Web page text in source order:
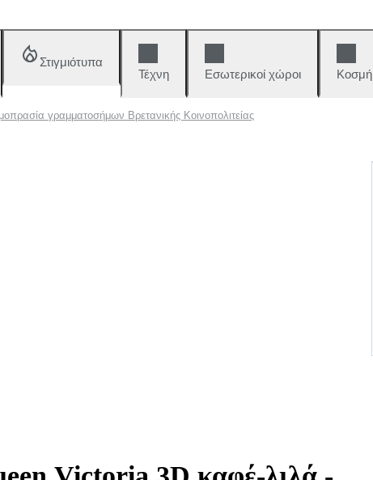
Στιγμιότυπα
Τέχνη
Εσωτερικοί χώροι
γραμματοσήμων Βρετανικής Κοινοπολιτείας